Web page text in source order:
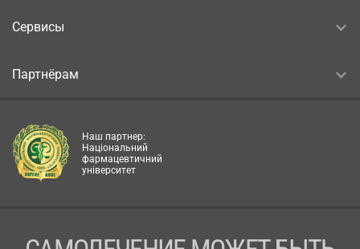
Сервисы
Партнёрам
Наш партнер:
Національний
фармацевтичний
університет